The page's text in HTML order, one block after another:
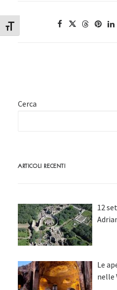
Attiva/disattiva dimensione testo
Cerca
ARTICOLI RECENTI
12
Le
nelle